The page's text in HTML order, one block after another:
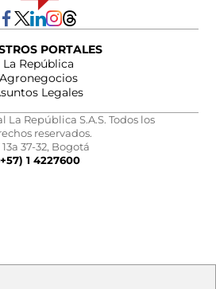
PORTALES
La República
Agronegocios
Legales
La República S.A.S. Todos los
reservados.
13a 37-32, Bogotá
1 4227600